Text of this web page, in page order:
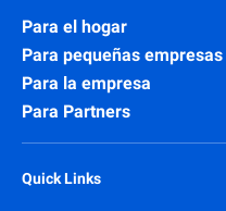
Para el hogar
Para pequeñas empresas
Para la empresa
Para Partners
Quick Links